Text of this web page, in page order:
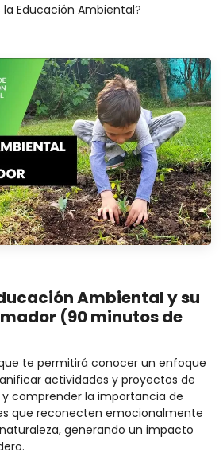
Educación Ambiental?
Ambiental y su
(90 minutos de
te permitirá conocer un enfoque
actividades y proyectos de
comprender la importancia de
que reconecten emocionalmente
generando un impacto